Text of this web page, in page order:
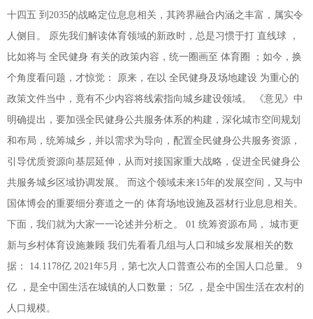
十四五 到2035的战略定位息息相关，其跨界融合内涵之丰富，属实令
人侧目。 原先我们解读体育领域的新政时，总是习惯于打 直线球 ，
比如将与 全民健身 有关的政策内容，统一圈画至 体育圈 ；如今，换
个角度看问题，才惊觉： 原来，在以 全民健身及场地建设 为重心的
政策文件当中，竟有不少内容将线索指向城乡建设领域。 《意见》中
明确提出，要加强全民健身公共服务体系的构建，深化城市空间规划
和布局，统筹城乡，并以需求为导向，配置全民健身公共服务资源，
引导优质资源向基层延伸，从而对接国家重大战略，促进全民健身公
共服务城乡区域协调发展。 而这个领域未来15年的发展空间，又与中
国体博会的重要细分赛道之一的 体育场地设施及器材行业息息相关。
下面，我们就为大家一一论述并分析之。 01 统筹资源布局， 城市更
新与乡村体育设施兼顾 我们先看看几组与人口和城乡发展相关的数
据： 14.1178亿 2021年5月，第七次人口普查公布的全国人口总量。 9
亿 ，是全中国生活在城镇的人口数量； 5亿 ，是全中国生活在农村的
人口规模。